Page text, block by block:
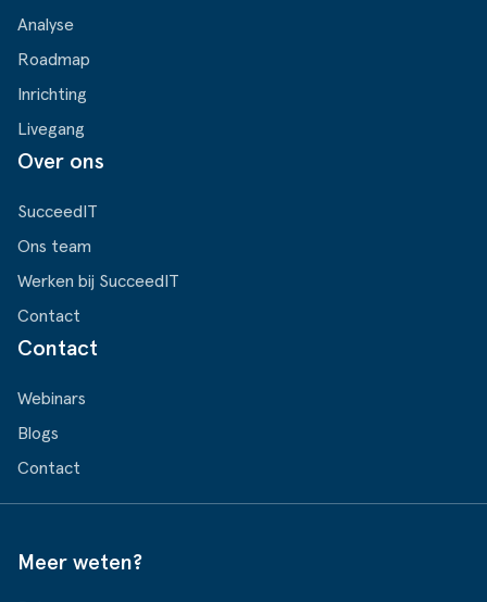
Analyse
Roadmap
Inrichting
Livegang
Over ons
SucceedIT
Ons team
Werken bij SucceedIT
Contact
Contact
Webinars
Blogs
Contact
Meer weten?